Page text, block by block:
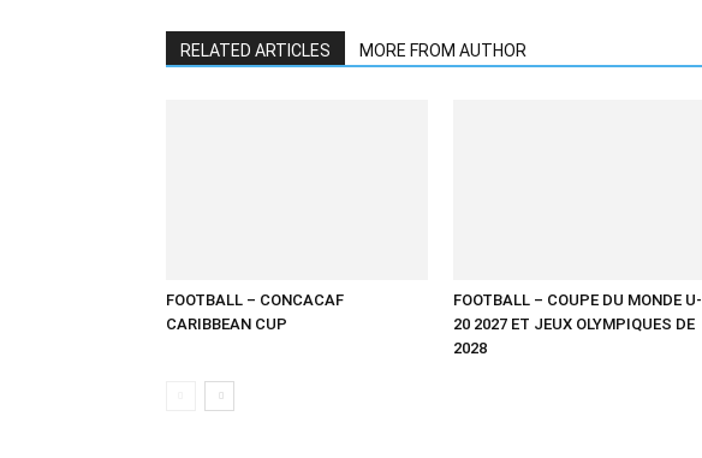
RELATED ARTICLES MORE FROM AUTHOR
FOOTBALL – CONCACAF
CARIBBEAN CUP
FOOTBALL – COUPE DU MONDE U-
20 2027 ET JEUX OLYMPIQUES DE
2028